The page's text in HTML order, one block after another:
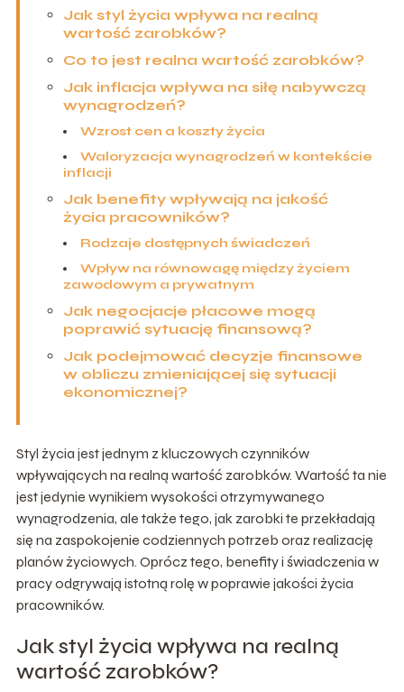
Jak styl życia wpływa na realną
wartość zarobków?
Co to jest realna wartość zarobków?
Jak inflacja wpływa na siłę nabywczą
wynagrodzeń?
Wzrost cen a koszty życia
Waloryzacja wynagrodzeń w kontekście
inflacji
Jak benefity wpływają na jakość
życia pracowników?
Rodzaje dostępnych świadczeń
Wpływ na równowagę między życiem
zawodowym a prywatnym
Jak negocjacje płacowe mogą
poprawić sytuację finansową?
Jak podejmować decyzje finansowe
w obliczu zmieniającej się sytuacji
ekonomicznej?
Styl życia jest jednym z kluczowych czynników
wpływających na realną wartość zarobków. Wartość ta nie
jest jedynie wynikiem wysokości otrzymywanego
wynagrodzenia, ale także tego, jak zarobki te przekładają
się na zaspokojenie codziennych potrzeb oraz realizację
planów życiowych. Oprócz tego, benefity i świadczenia w
pracy odgrywają istotną rolę w poprawie jakości życia
pracowników.
Jak styl życia wpływa na realną
wartość zarobków?